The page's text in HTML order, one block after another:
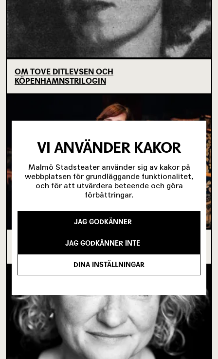
OM TOVE DITLEVSEN OCH
KÖPENHAMNSTRILOGIN
I SPRICKAN MELLAN DET SOM VARIT OCH DET
VI ANVÄNDER KAKOR
Malmö Stadsteater använder sig av kakor på
webbplatsen för grundläggande funktionalitet,
och för att utvärdera beteende och göra
förbättringar.
JAG GODKÄNNER
JAG GODKÄNNER INTE
DINA INSTÄLLNINGAR